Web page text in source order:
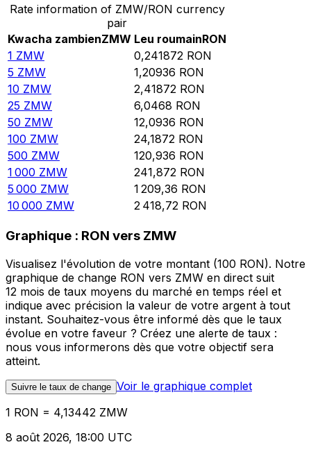
Rate information of ZMW/RON currency
pair
Kwacha zambienZMW Leu roumainRON
1 ZMW 0,241872 RON
5 ZMW 1,20936 RON
10 ZMW 2,41872 RON
25 ZMW 6,0468 RON
50 ZMW 12,0936 RON
100 ZMW 24,1872 RON
500 ZMW 120,936 RON
1 000 ZMW 241,872 RON
5 000 ZMW 1 209,36 RON
10 000 ZMW 2 418,72 RON
Graphique : RON vers ZMW
Visualisez l'évolution de votre montant (100 RON). Notre
graphique de change RON vers ZMW en direct suit
12 mois de taux moyens du marché en temps réel et
indique avec précision la valeur de votre argent à tout
instant. Souhaitez-vous être informé dès que le taux
évolue en votre faveur ? Créez une alerte de taux :
nous vous informerons dès que votre objectif sera
atteint.
Suivre le taux de change Voir le graphique complet
1 RON = 4,13442 ZMW
8 août 2026, 18:00 UTC